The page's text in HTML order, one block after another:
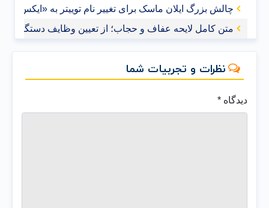
چالش بزرگ ایلان ماسک برای تغییر نام توییتر به «ایکس»
متن کامل لایحه عفاف و حجاب؛ از تعیین وظایف دستگاه‌های
نظرات و تجربیات شما
دیدگاه *